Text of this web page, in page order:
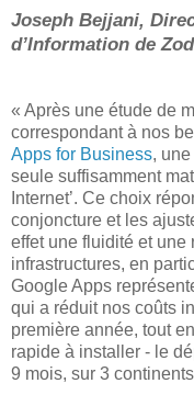
Joseph Bejjani,
d’Information de
« Après une étude de
correspondant à nos
Apps for Business,
seule suffisamment
Internet’. Ce choix
conjoncture et les
effet une fluidité et une
infrastructures, en
Google Apps
qui a réduit nos coûts
première année, tout
rapide à installer - le
9 mois, sur 3